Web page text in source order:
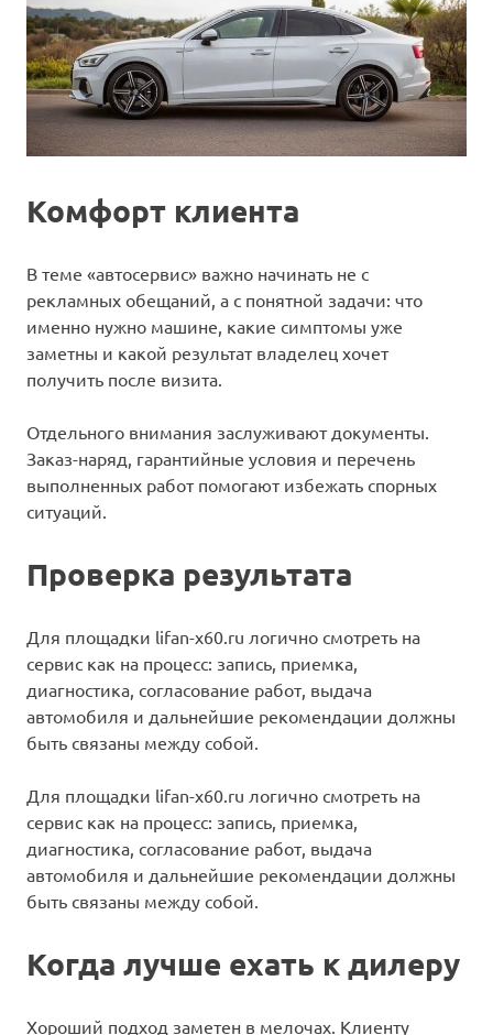
Комфорт клиента
В теме «автосервис» важно начинать не с
рекламных обещаний, а с понятной задачи: что
именно нужно машине, какие симптомы уже
заметны и какой результат владелец хочет
получить после визита.
Отдельного внимания заслуживают документы.
Заказ-наряд, гарантийные условия и перечень
выполненных работ помогают избежать спорных
ситуаций.
Проверка результата
Для площадки lifan-x60.ru логично смотреть на
сервис как на процесс: запись, приемка,
диагностика, согласование работ, выдача
автомобиля и дальнейшие рекомендации должны
быть связаны между собой.
Для площадки lifan-x60.ru логично смотреть на
сервис как на процесс: запись, приемка,
диагностика, согласование работ, выдача
автомобиля и дальнейшие рекомендации должны
быть связаны между собой.
Когда лучше ехать к дилеру
Хороший подход заметен в мелочах. Клиенту